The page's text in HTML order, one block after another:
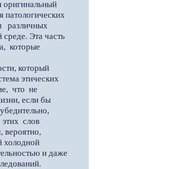
патологических
различных
Эта часть
которые
который
этических
что не
если бы
слов
вероятно,
холодной
и даже